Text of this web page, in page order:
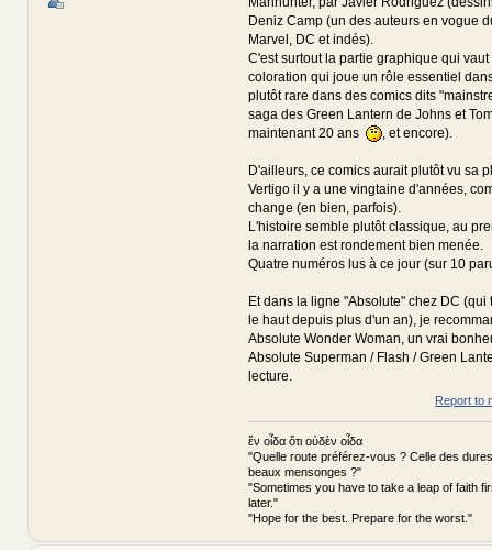
Deniz Camp (un des auteurs en vogue
Marvel, DC et indés).
C'est surtout la partie graphique qui
coloration qui joue un rôle essentiel
plutôt rare dans des comics dits
saga des Green Lantern de Johns et
maintenant 20 ans
, et encore).
D'ailleurs, ce comics aurait plutôt vu sa
Vertigo il y a une vingtaine d'années,
change (en bien, parfois).
L'histoire semble plutôt classique, au
la narration est rondement bien menée.
Quatre numéros lus à ce jour (sur 10
Et dans la ligne "Absolute" chez DC (qui
le haut depuis plus d'un an), je
Absolute Wonder Woman, un vrai
Absolute Superman / Flash / Green
lecture.
Report to
ἕν οἶδα ὅτι οὐδὲν οἶδα
"Quelle route préférez-vous ? Celle des
beaux mensonges ?"
"Sometimes you have to take a leap of faith
later."
"Hope for the best. Prepare for the worst."